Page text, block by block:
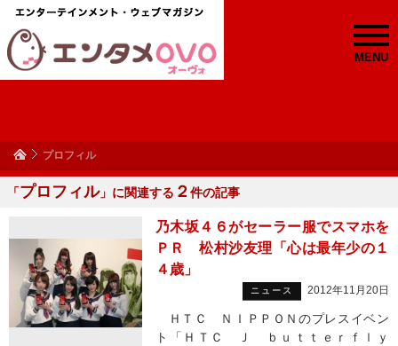
MENU
プロフィル
「プロフィル」に関連する ２件の記事
乃木坂４６がセーラー服でスマホを
ＰＲ 松村沙友理「心は最年少の１
４歳」
ニュース 2012年11月20日
ＨＴＣ ＮＩＰＰＯＮのプレスイベン
ト「ＨＴＣ Ｊ ｂｕｔｔｅｒｆｌｙ